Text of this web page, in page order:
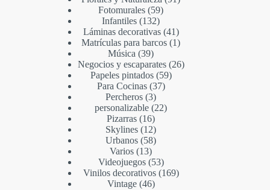
Fotomurales 59
Infantiles 132
Láminas decorativas 41
Matrículas para barcos 1
Música 39
Negocios y escaparates 26
Papeles pintados 59
Para Cocinas 37
Percheros 3
personalizable 22
Pizarras 16
Skylines 12
Urbanos 58
Varios 13
Videojuegos 53
Vinilos decorativos 169
Vintage 46